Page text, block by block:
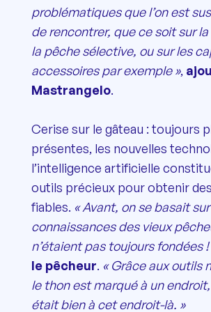
problématiques que l’on est
de rencontrer, que ce soit sur
la pêche sélective, ou sur les
accessoires par exemple »,
Mastrangelo.
Cerise sur le gâteau : toujours
présentes, les nouvelles
l’intelligence artificielle
outils précieux pour obtenir
fiables. « Avant, on se basait
connaissances des vieux
n’étaient pas toujours fondées !
le pêcheur. « Grâce aux outils
le thon est marqué à un endroit,
était bien à cet endroit-là. »